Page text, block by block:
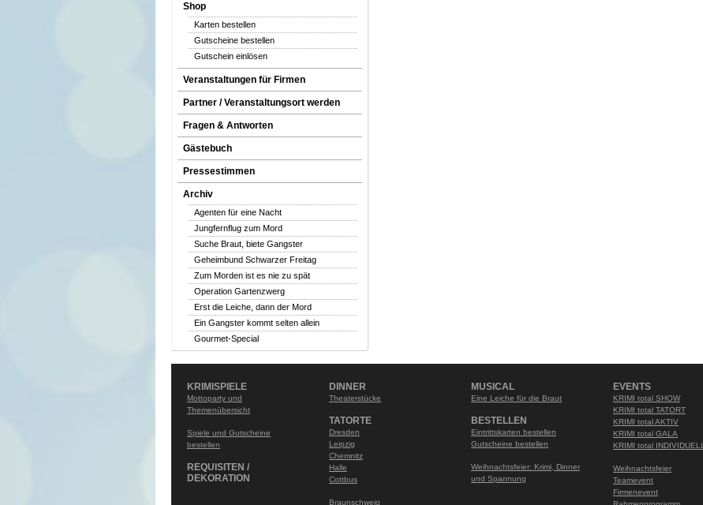
Shop
Karten bestellen
Gutscheine bestellen
Gutschein einlösen
Veranstaltungen für Firmen
Partner / Veranstaltungsort werden
Fragen & Antworten
Gästebuch
Pressestimmen
Archiv
Agenten für eine Nacht
Jungfernflug zum Mord
Suche Braut, biete Gangster
Geheimbund Schwarzer Freitag
Zum Morden ist es nie zu spät
Operation Gartenzwerg
Erst die Leiche, dann der Mord
Ein Gangster kommt selten allein
Gourmet-Special
KRIMISPIELE
Mottoparty und
Themenübersicht
Spiele und Gutscheine
bestellen
REQUISITEN /
DEKORATION
DINNER
Theaterstücke
TATORTE
Dresden
Leipzig
Chemnitz
Halle
Cottbus
Braunschweig
MUSICAL
Eine Leiche für die Braut
BESTELLEN
Eintrittskarten bestellen
Gutscheine bestellen
Weihnachtsfeier: Krimi, Dinner
und Spannung
EVENTS
KRIMI total SHOW
KRIMI total TATORT
KRIMI total AKTIV
KRIMI total GALA
KRIMI total INDIVIDUELL
Weihnachtsfeier
Teamevent
Firmenevent